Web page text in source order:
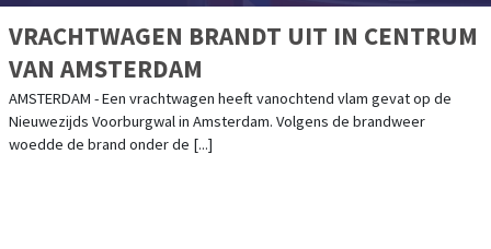
VRACHTWAGEN BRANDT UIT IN CENTRUM
VAN AMSTERDAM
AMSTERDAM - Een vrachtwagen heeft vanochtend vlam gevat op de
Nieuwezijds Voorburgwal in Amsterdam. Volgens de brandweer
woedde de brand onder de [...]